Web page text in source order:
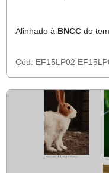
Alinhado à BNCC do
Cód: EF15LP02